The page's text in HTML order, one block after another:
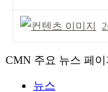
CMN 주요 뉴스 페이
뉴스